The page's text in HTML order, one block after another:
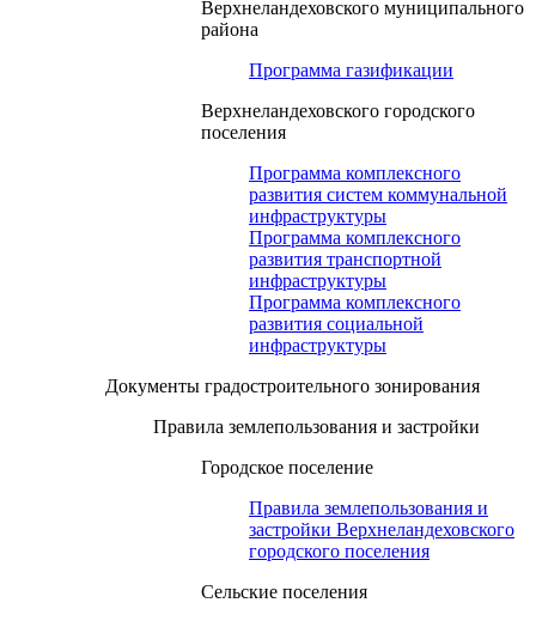
Верхнеландеховского муниципального
района
Программа газификации
Верхнеландеховского городского
поселения
Программа комплексного
развития систем коммунальной
инфраструктуры
Программа комплексного
развития транспортной
инфраструктуры
Программа комплексного
развития социальной
инфраструктуры
Документы градостроительного зонирования
Правила землепользования и застройки
Городское поселение
Правила землепользования и
застройки Верхнеландеховского
городского поселения
Сельские поселения